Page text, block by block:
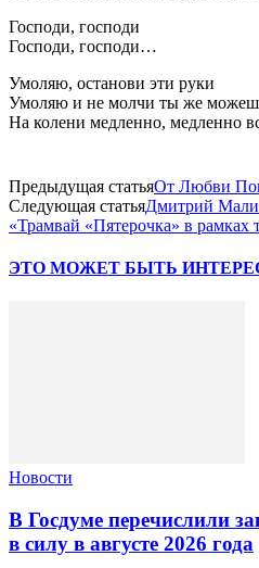
Господи, господи
Господи, господи…
Умоляю, останови эти руки
Умоляю и не молчи ты же
На колени медленно, медленно
Предыдущая статьяОт Любви
Следующая статьяДмитрий
«Трамвай «Пятерочка» в рамках
ЭТО МОЖЕТ БЫТЬ
Новости
В Госдуме перечислили
в силу в августе 2026 года